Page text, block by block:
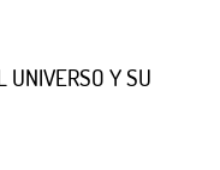
UNIVERSO Y SU